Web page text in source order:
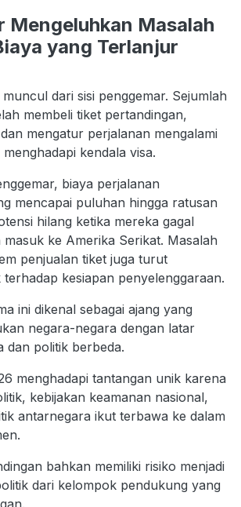
Mengeluhkan Masalah
yang Terlanjur
dari sisi penggemar. Sejumlah
membeli tiket pertandingan,
mengatur perjalanan mengalami
kendala visa.
biaya perjalanan
mencapai puluhan hingga ratusan
hilang ketika mereka gagal
ke Amerika Serikat. Masalah
penjualan tiket juga turut
kesiapan penyelenggaraan.
ini dikenal sebagai ajang yang
negara-negara dengan latar
dan politik berbeda.
menghadapi tantangan unik karena
kebijakan keamanan nasional,
antarnegara ikut terbawa ke dalam
bahkan memiliki risiko menjadi
dari kelompok pendukung yang